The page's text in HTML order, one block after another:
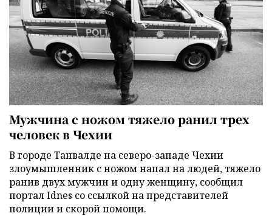
Мужчина с ножом тяжело ранил трех
человек в Чехии
В городе Танвалде на северо-западе Чехии
злоумышленник с ножом напал на людей, тяжело
ранив двух мужчин и одну женщину, сообщил
портал Idnes со ссылкой на представителей
полиции и скорой помощи.